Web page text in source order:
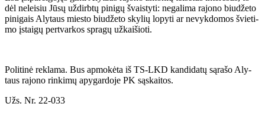
dėl ne­lei­siu Jū­sų už­dirb­tų pi­ni­gų švais­ty­ti: ne­ga­li­ma ra­jo­no biu­dže­to
pi­ni­gais Aly­taus mies­to biu­dže­to sky­lių lo­py­ti ar ne­vyk­do­mos švie­ti­
mo įstai­gų per­tvar­kos spra­gų už­kai­šio­ti.
Po­li­ti­nė re­kla­ma. Bus ap­mo­kė­ta iš TS-LKD kan­di­da­tų są­ra­šo Aly­
taus ra­jo­no rin­ki­mų apy­gar­do­je PK są­skai­tos.
Užs. Nr. 22-033